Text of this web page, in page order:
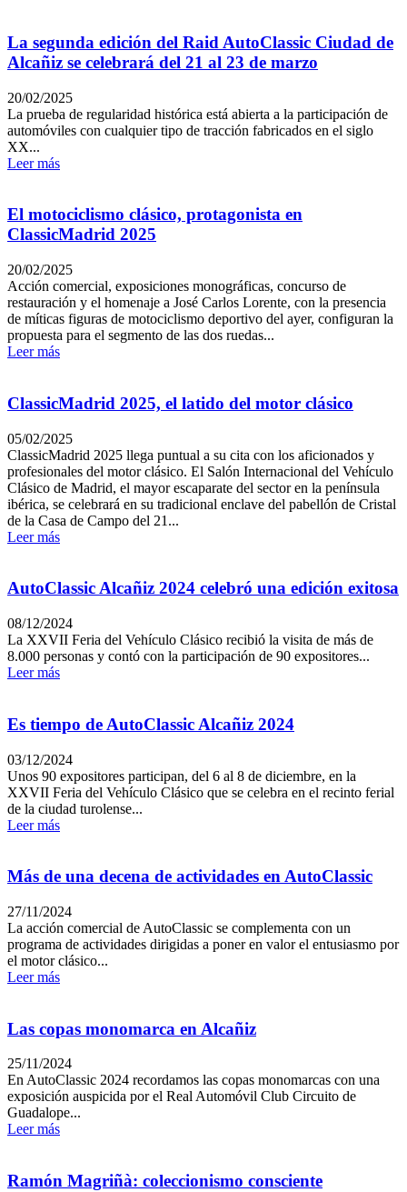
La segunda edición del Raid AutoClassic Ciudad de
Alcañiz se celebrará del 21 al 23 de marzo
20/02/2025
La prueba de regularidad histórica está abierta a la participación de
automóviles con cualquier tipo de tracción fabricados en el siglo
XX...
Leer más
El motociclismo clásico, protagonista en
ClassicMadrid 2025
20/02/2025
Acción comercial, exposiciones monográficas, concurso de
restauración y el homenaje a José Carlos Lorente, con la presencia
de míticas figuras de motociclismo deportivo del ayer, configuran la
propuesta para el segmento de las dos ruedas...
Leer más
ClassicMadrid 2025, el latido del motor clásico
05/02/2025
ClassicMadrid 2025 llega puntual a su cita con los aficionados y
profesionales del motor clásico. El Salón Internacional del Vehículo
Clásico de Madrid, el mayor escaparate del sector en la península
ibérica, se celebrará en su tradicional enclave del pabellón de Cristal
de la Casa de Campo del 21...
Leer más
AutoClassic Alcañiz 2024 celebró una edición exitosa
08/12/2024
La XXVII Feria del Vehículo Clásico recibió la visita de más de
8.000 personas y contó con la participación de 90 expositores...
Leer más
Es tiempo de AutoClassic Alcañiz 2024
03/12/2024
Unos 90 expositores participan, del 6 al 8 de diciembre, en la
XXVII Feria del Vehículo Clásico que se celebra en el recinto ferial
de la ciudad turolense...
Leer más
Más de una decena de actividades en AutoClassic
27/11/2024
La acción comercial de AutoClassic se complementa con un
programa de actividades dirigidas a poner en valor el entusiasmo por
el motor clásico...
Leer más
Las copas monomarca en Alcañiz
25/11/2024
En AutoClassic 2024 recordamos las copas monomarcas con una
exposición auspicida por el Real Automóvil Club Circuito de
Guadalope...
Leer más
Ramón Magriñà: coleccionismo consciente